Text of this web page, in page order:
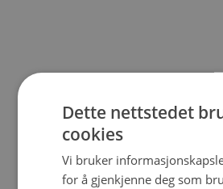
Dette nettstedet
cookies
Vi bruker
for å gjenkjenne deg som